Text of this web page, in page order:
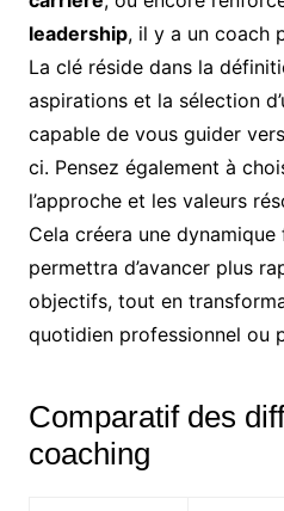
leadership, il y a un coach
La clé réside dans la
aspirations et la sélection
capable de vous guider
ci. Pensez également à
l’approche et les valeurs
Cela créera une
permettra d’avancer plus
objectifs, tout en
quotidien professionnel ou
Comparatif des
coaching